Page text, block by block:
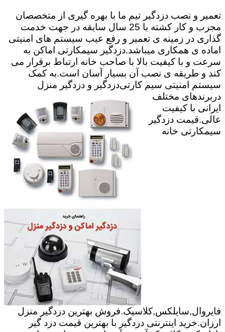
تعمیر و نصب دزدگیر تیم ما با بهره گیری از متخصصان
مجرب و کار کشته با 25 سال سابقه در جهت خدمت
گذاری در زمینه ی تعمیر و رفع عیب سیستم های امنیتی
اماده ی همکاری میباشد.دزدگیر سیمکارتی اماکن به
سرعت و با کیفیت بالا با صاحب خانه ارتباط برقرار می
کند و طریقه ی نصب آن بسیار آسان است.به کمک
سیستم امنیتی سیم کارتیدزدگیر و دزدگیر منزل
دربرندهای مختلف
ایرانی با کیفیت
عالی.قیمت دزدگیر
سیمکارتی خانه
فایروال,سایلکس,کلاسیک.فروش بهترین دزدگیر منزل
ارزان.خرید اینترنتی دزدگیر با بهترین قیمت دزد گیر